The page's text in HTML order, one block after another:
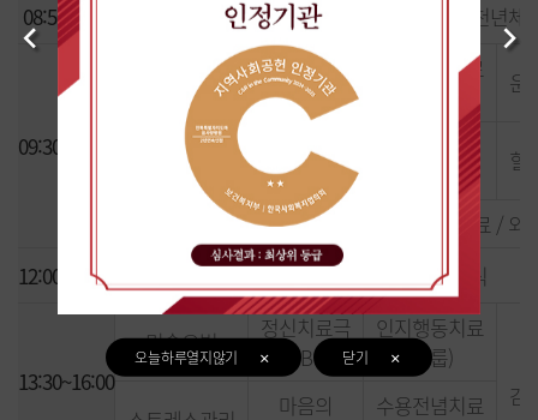
08:50~09:0
활동요법 (스트레칭,다이어트댄스,새천년
09:30~11:50
음악요법
정신치료극
A
인지행동치료
운
무브 온
마인드
마음수업 힐
주치의 회진 / 물리치료 / 외
12:00~13:30
중식
13:30~16:00
미술요법
정신치료극
B
인지행동치료
(그룹)
감
마음의
수용전념치료
Previous Next
오늘하루열지않기 닫기